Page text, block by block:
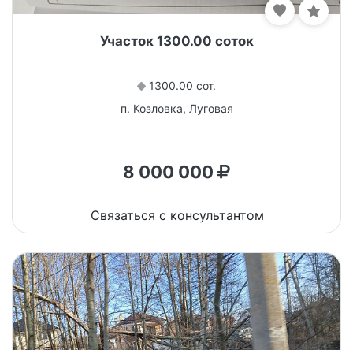
Участок 1300.00 соток
1300.00 сот.
п. Козловка, Луговая
8 000 000
Связаться с консультантом